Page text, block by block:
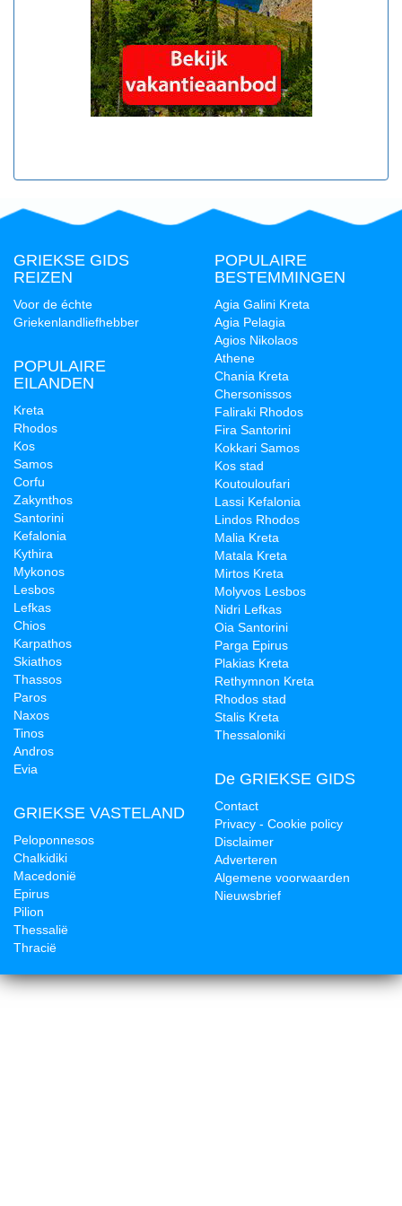
GRIEKSE GIDS
REIZEN
Voor de échte
Griekenlandliefhebber
POPULAIRE
EILANDEN
Kreta
Rhodos
Kos
Samos
Corfu
Zakynthos
Santorini
Kefalonia
Kythira
Mykonos
Lesbos
Lefkas
Chios
Karpathos
Skiathos
Thassos
Paros
Naxos
Tinos
Andros
Evia
GRIEKSE VASTELAND
Peloponnesos
Chalkidiki
Macedonië
Epirus
Pilion
Thessalië
Thracië
POPULAIRE
BESTEMMINGEN
Agia Galini Kreta
Agia Pelagia
Agios Nikolaos
Athene
Chania Kreta
Chersonissos
Faliraki Rhodos
Fira Santorini
Kokkari Samos
Kos stad
Koutouloufari
Lassi Kefalonia
Lindos Rhodos
Malia Kreta
Matala Kreta
Mirtos Kreta
Molyvos Lesbos
Nidri Lefkas
Oia Santorini
Parga Epirus
Plakias Kreta
Rethymnon Kreta
Rhodos stad
Stalis Kreta
Thessaloniki
De GRIEKSE GIDS
Contact
Privacy - Cookie policy
Disclaimer
Adverteren
Algemene voorwaarden
Nieuwsbrief